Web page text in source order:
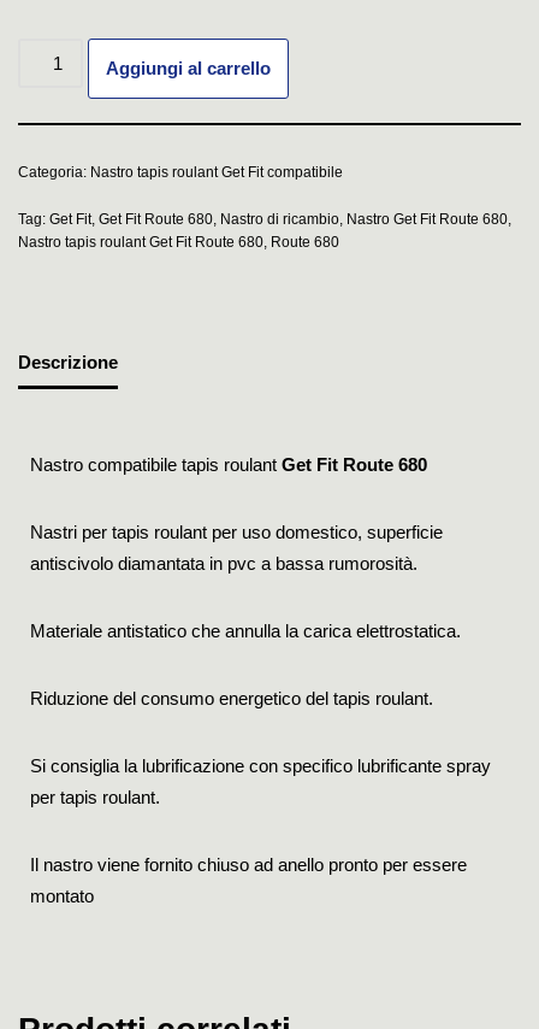
Aggiungi al carrello
Categoria: Nastro tapis roulant Get Fit compatibile
Tag: Get Fit, Get Fit Route 680, Nastro di ricambio, Nastro Get Fit Route 680,
Nastro tapis roulant Get Fit Route 680, Route 680
Descrizione
Nastro compatibile tapis roulant Get Fit Route 680
Nastri per tapis roulant per uso domestico, superficie
antiscivolo diamantata in pvc a bassa rumorosità.
Materiale antistatico che annulla la carica elettrostatica.
Riduzione del consumo energetico del tapis roulant.
Si consiglia la lubrificazione con specifico lubrificante spray
per tapis roulant.
Il nastro viene fornito chiuso ad anello pronto per essere
montato